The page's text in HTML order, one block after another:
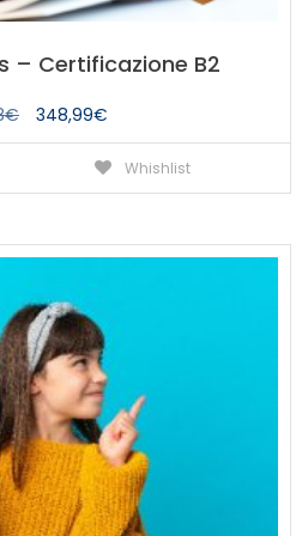
– Certificazione B2
€
Il
prezzo
originale
348,99€
prezzo
attuale
Whishlist